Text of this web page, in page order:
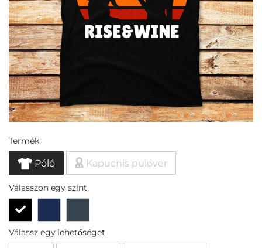
Termék
Póló Kapucnis pulóver
Válasszon egy színt
Válassz egy lehetőséget